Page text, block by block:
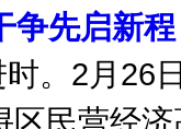
争先启新
时。2月